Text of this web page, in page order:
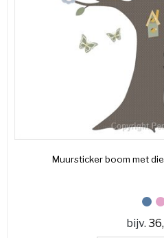
Muursticker boom met
bijv.